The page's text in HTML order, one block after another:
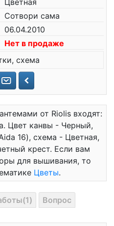
Цветная
Сотвори сама
06.04.2010
Нет в продаже
схема
от Riolis входят:
Цвет канвы - Черный,
16), схема - Цветная,
крест. Если вам
для вышивания, то
Цветы.
Вопрос